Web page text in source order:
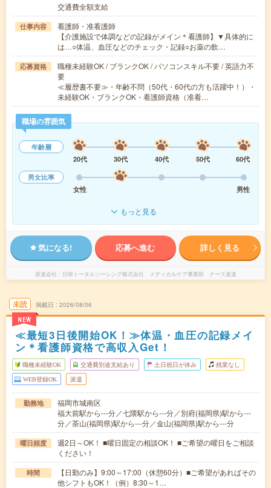
交通費全額支給
仕事内容
看護師・准看護師
【介護施設で体調などの記録がメイン＊看護師】▼具体的に
は…○体温、血圧などのチェック・記録○お薬の飲…
応募資格
職種未経験OK / ブランクOK / パソコンスキル不要 / 英語力不
要
≪履歴書不要≫・年齢不問（50代・60代の方も活躍中！）・
未経験OK・ブランクOK・看護師資格（准看…
職場の雰囲気
年齢層
20代
30代 40代 50代
60代
男女比率
女性
男性
もっと見る
気になる! 応募へ進む 詳しく見る
派遣会社 日研トータルソーシング株式会社 メディカルケア事業部 ナース派遣
未読
NEW
掲載日 2026/08/06
≪最短3日後開始OK！≫体温・血圧の記録メイ
ン＊看護師資格で高収入Get！
職種未経験OK 交通費別途支給あり 土日祝日が休み 残業なし
WEB登録OK 派遣
勤務地
福岡市城南区
福大前駅から---分／七隈駅から---分／別府(福岡県)駅から---
分／茶山(福岡県)駅から---分／金山(福岡県)駅から---分
曜日頻度
週2日～OK！ ■曜日固定の相談OK！ ■ご希望の曜日をご相談
ください！
時間
【日勤のみ】9:00～17:00（休憩60分）■ご希望があればその
他シフトもOK！（例）8:30～1…